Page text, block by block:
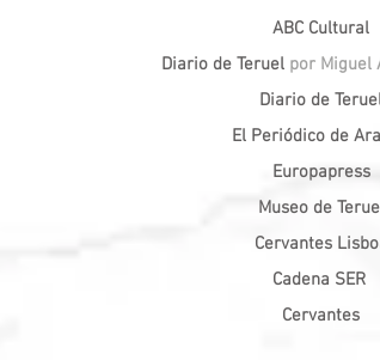
ABC Cultural
Diario de Teruel por Miguel
Diario de
El Periódico de
Europapress
Museo de
Cervantes
Cadena SER
Cervantes